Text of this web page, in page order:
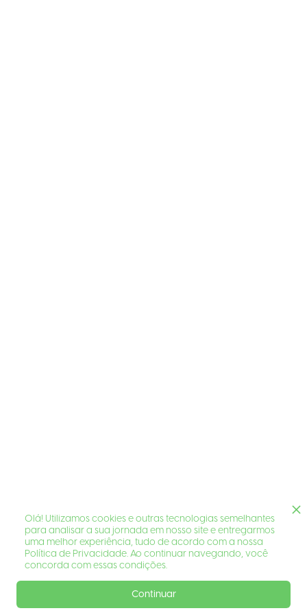
Olá! Utilizamos cookies e outras tecnologias semelhantes
para analisar a sua jornada em nosso site e entregarmos
uma melhor experiência, tudo de acordo com a nossa
Política de Privacidade. Ao continuar navegando, você
concorda com essas condições.
Continuar